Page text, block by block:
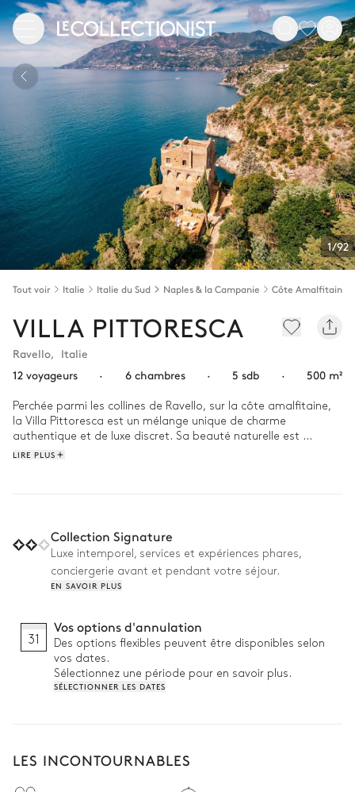
1/92
Tout voir Italie Italie du Sud Naples & la Campanie Côte Amalfitaine
VILLA PITTORESCA
Ravello, Italie
12 voyageurs
· 6 chambres · 5 sdb · 500 m²
Perchée parmi les collines de Ravello, sur la côte amalfitaine,
la Villa Pittoresca est un mélange unique de charme
authentique et de luxe discret. Sa beauté naturelle est
parfaitement complétée par des touches modernes, créant
décor rêvé pour se rafraîchir au coeur d'une végétation
luxuriante. Notre must pour une expérience al fresco ultra
exclusive ? La salle a mangé extérieure, idéale pour savourer
LIRE PLUS
Collection Signature
Luxe intemporel, services et expériences phares,
conciergerie avant et pendant votre séjour.
EN SAVOIR PLUS
31
Vos options d'annulation
Des options flexibles peuvent être disponibles selon
vos dates.
Sélectionnez une période pour en savoir plus.
SÉLECTIONNER LES DATES
LES INCONTOURNABLES